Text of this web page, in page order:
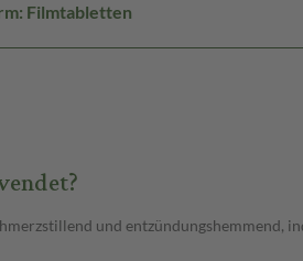
Filmtabletten
und entzündungshemmend,